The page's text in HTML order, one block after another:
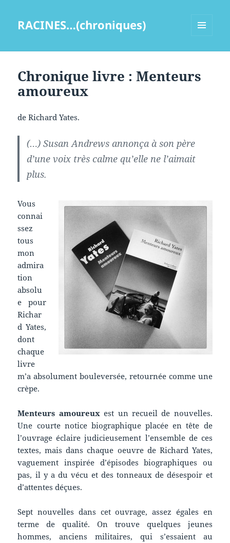
RACINES…(chroniques)
Chronique livre : Menteurs
amoureux
de Richard Yates.
(…) Susan Andrews annonça à son père
d’une voix très calme qu’elle ne l’aimait
plus.
Vous
connai
ssez
tous
mon
admira
tion
absolu
e pour
Richar
d Yates,
dont
chaque
livre
m’a absolument bouleversée, retournée comme une
crèpe.
Menteurs amoureuxest un recueil de nouvelles.
Une courte notice biographique placée en tête de
l’ouvrage éclaire judicieusement l’ensemble de ces
textes, mais dans chaque oeuvre de Richard Yates,
vaguement inspirée d’épisodes biographiques ou
pas, il y a du vécu et des tonneaux de désespoir et
d’attentes déçues.
Sept nouvelles dans cet ouvrage, assez égales en
terme de qualité. On trouve quelques jeunes
hommes, anciens militaires, qui s’essaient au